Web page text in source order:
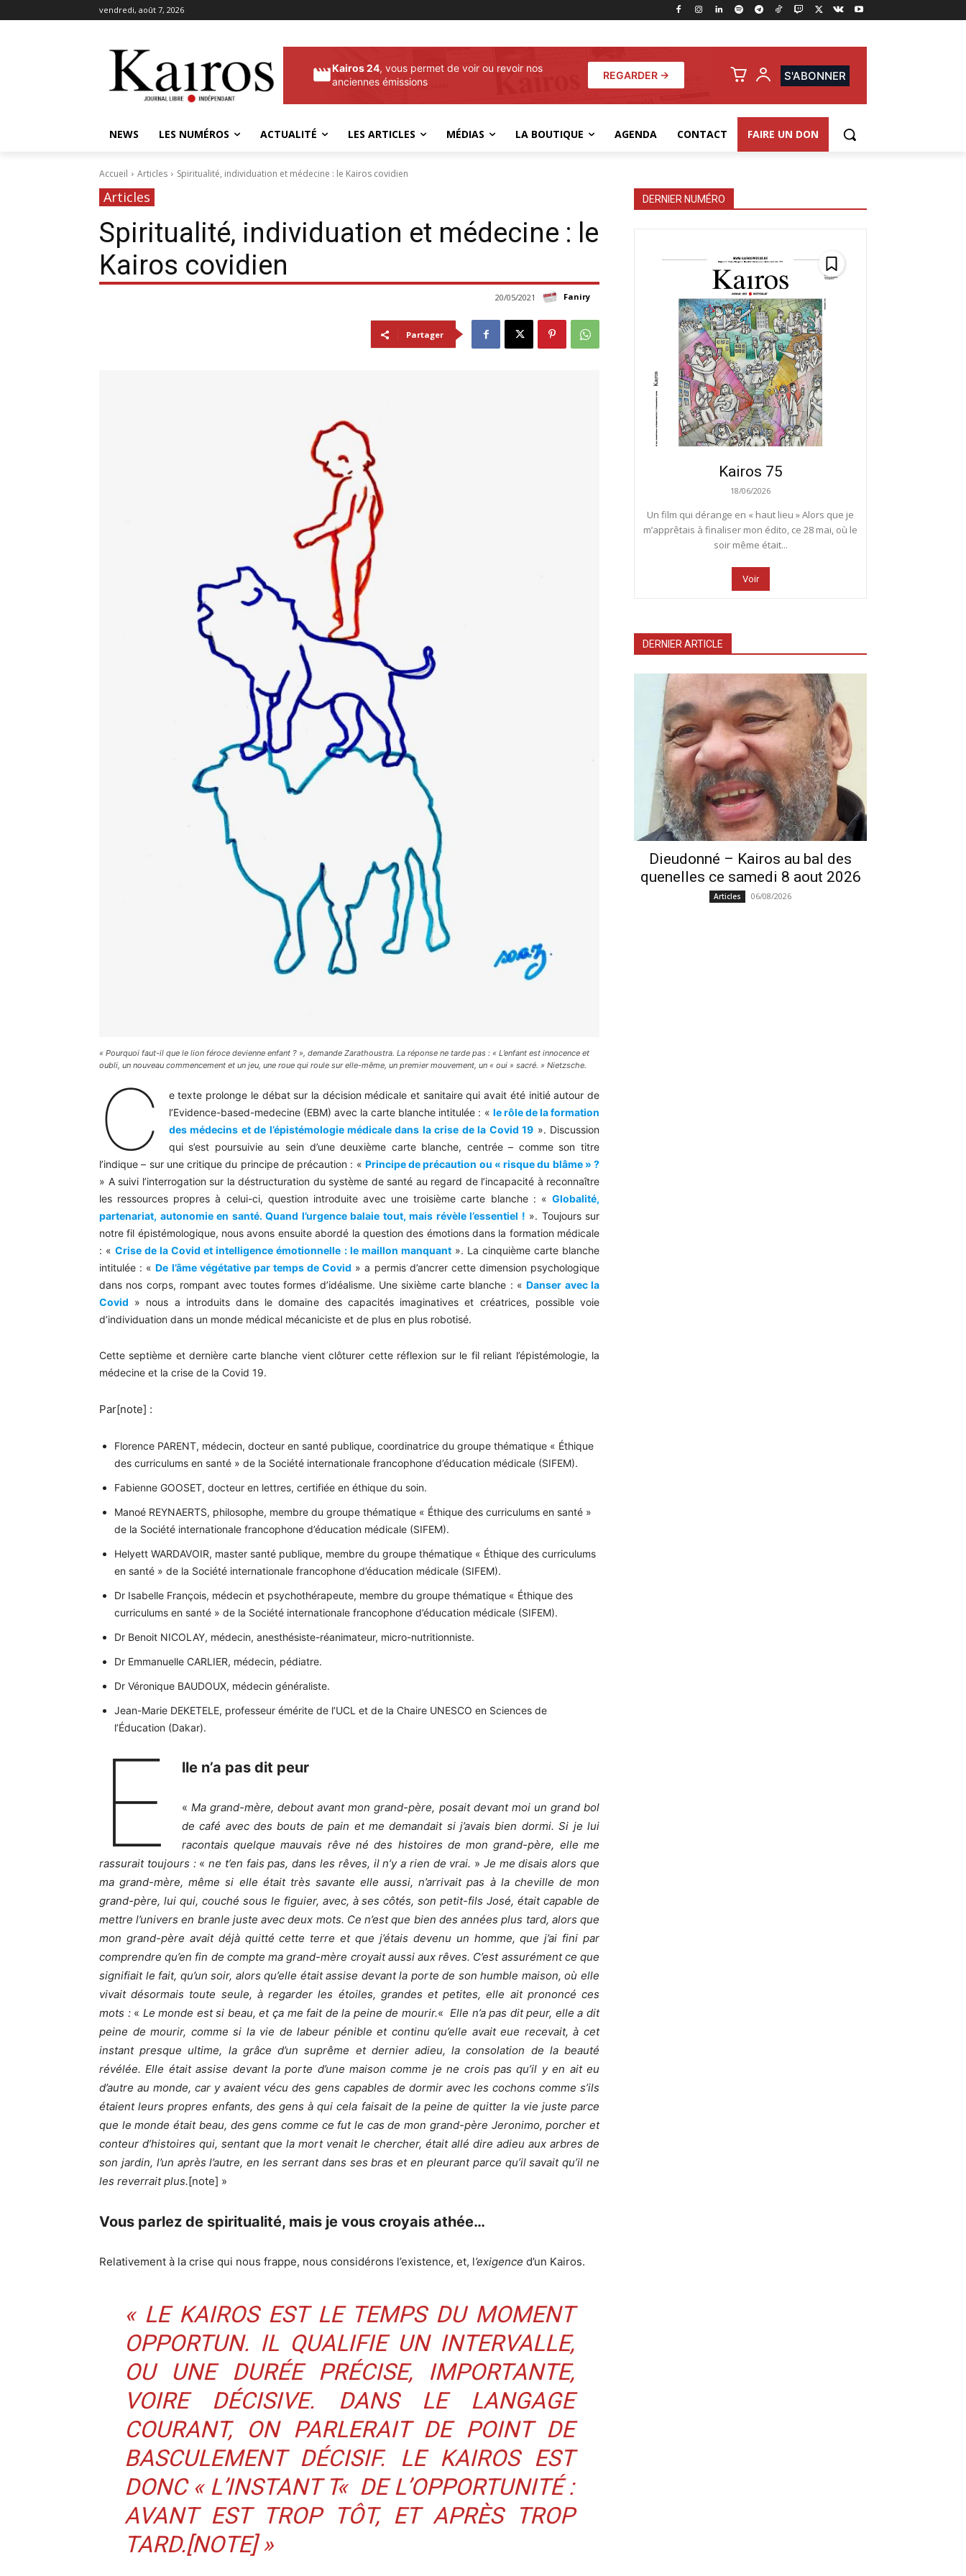
vendredi, août 7, 2026
Kairos 24, vous permet de voir ou revoir nos
anciennes émissions
REGARDER → S'ABONNER
NEWS LES NUMÉROS ACTUALITÉ LES ARTICLES MÉDIAS LA BOUTIQUE AGENDA CONTACT FAIRE UN DON
Accueil Articles Spiritualité, individuation et médecine : le Kairos covidien
Articles
Spiritualité, individuation et médecine : le
Kairos covidien
Faniry
20/05/2021
Partager
« Pourquoi faut-il que le lion féroce devienne enfant ? », demande Zarathoustra. La réponse ne tarde pas : « L’enfant est innocence et
oubli, un nouveau commencement et un jeu, une roue qui roule sur elle-même, un premier mouvement, un « oui » sacré. » Nietzsche.
C
e texte prolonge le débat sur la décision médicale et sanitaire qui avait été initié autour de
l’Evidence-based-medecine (EBM) avec la carte blanche intitulée : « le rôle de la formation
des médecins et de l’épistémologie médicale dans la crise de la Covid 19 ». Discussion
qui s’est poursuivie au sein d’une deuxième carte blanche, centrée – comme son titre
l’indique – sur une critique du principe de précaution : « Principe de précaution ou « risque du blâme » ?
» A suivi l’interrogation sur la déstructuration du système de santé au regard de l’incapacité à reconnaître
les ressources propres à celui-ci, question introduite avec une troisième carte blanche : « Globalité,
partenariat, autonomie en santé. Quand l’urgence balaie tout, mais révèle l’essentiel ! ». Toujours sur
notre fil épistémologique, nous avons ensuite abordé la question des émotions dans la formation médicale
: «Crise de la Covid et intelligence émotionnelle : le maillon manquant». La cinquième carte blanche
intitulée : «De l’âme végétative par temps de Covid » a permis d’ancrer cette dimension psychologique
dans nos corps, rompant avec toutes formes d’idéalisme. Une sixième carte blanche : «Danser avec la
Covid » nous a introduits dans le domaine des capacités imaginatives et créatrices, possible voie
d’individuation dans un monde médical mécaniciste et de plus en plus robotisé.
Cette septième et dernière carte blanche vient clôturer cette réflexion sur le fil reliant l’épistémologie, la
médecine et la crise de la Covid 19.
Par[note] :
Florence PARENT, médecin, docteur en santé publique, coordinatrice du groupe thématique « Éthique
des curriculums en santé » de la Société internationale francophone d’éducation médicale (SIFEM).
Fabienne GOOSET, docteur en lettres, certifiée en éthique du soin.
Manoé REYNAERTS, philosophe, membre du groupe thématique « Éthique des curriculums en santé »
de la Société internationale francophone d’éducation médicale (SIFEM).
Helyett WARDAVOIR, master santé publique, membre du groupe thématique « Éthique des curriculums
en santé » de la Société internationale francophone d’éducation médicale (SIFEM).
Dr Isabelle François, médecin et psychothérapeute, membre du groupe thématique « Éthique des
curriculums en santé » de la Société internationale francophone d’éducation médicale (SIFEM).
Dr Benoit NICOLAY, médecin, anesthésiste-réanimateur, micro-nutritionniste.
Dr Emmanuelle CARLIER, médecin, pédiatre.
Dr Véronique BAUDOUX, médecin généraliste.
Jean-Marie DEKETELE, professeur émérite de l’UCL et de la Chaire UNESCO en Sciences de
l’Éducation (Dakar).
E lle n’a pas dit peur
« Ma grand-mère, debout avant mon grand-père, posait devant moi un grand bol
de café avec des bouts de pain et me demandait si j’avais bien dormi. Si je lui
racontais quelque mauvais rêve né des histoires de mon grand-père, elle me
rassurait toujours :«ne t’en fais pas, dans les rêves, il n’y a rien de vrai. » Je me disais alors que
ma grand-mère, même si elle était très savante elle aussi, n’arrivait pas à la cheville de mon
grand-père, lui qui, couché sous le figuier, avec, à ses côtés, son petit-fils José, était capable de
mettre l’univers en branle juste avec deux mots. Ce n’est que bien des années plus tard, alors que
mon grand-père avait déjà quitté cette terre et que j’étais devenu un homme, que j’ai fini par
comprendre qu’en fin de compte ma grand-mère croyait aussi aux rêves. C’est assurément ce que
signifiait le fait, qu’un soir, alors qu’elle était assise devant la porte de son humble maison, où elle
vivait désormais toute seule, à regarder les étoiles, grandes et petites, elle ait prononcé ces
mots : « Le monde est si beau, et ça me fait de la peine de mourir.« Elle n’a pas dit peur, elle a dit
peine de mourir, comme si la vie de labeur pénible et continu qu’elle avait eue recevait, à cet
instant presque ultime, la grâce d’un suprême et dernier adieu, la consolation de la beauté
révélée. Elle était assise devant la porte d’une maison comme je ne crois pas qu’il y en ait eu
d’autre au monde, car y avaient vécu des gens capables de dormir avec les cochons comme s’ils
étaient leurs propres enfants, des gens à qui cela faisait de la peine de quitter la vie juste parce
que le monde était beau, des gens comme ce fut le cas de mon grand-père Jeronimo, porcher et
conteur d’histoires qui, sentant que la mort venait le chercher, était allé dire adieu aux arbres de
son jardin, l’un après l’autre, en les serrant dans ses bras et en pleurant parce qu’il savait qu’il ne
les reverrait plus.[note] »
Vous parlez de spiritualité, mais je vous croyais athée…
Relativement à la crise qui nous frappe, nous considérons l’existence, et, l’exigence d’un Kairos.
« LE KAIROS EST LE TEMPS DU MOMENT
OPPORTUN. IL QUALIFIE UN INTERVALLE,
OU UNE DURÉE PRÉCISE, IMPORTANTE,
VOIRE DÉCISIVE. DANS LE LANGAGE
COURANT, ON PARLERAIT DE POINT DE
BASCULEMENT DÉCISIF. LE KAIROS EST
DONC « L’INSTANT T« DE L’OPPORTUNITÉ :
AVANT EST TROP TÔT, ET APRÈS TROP
TARD.[NOTE] »
DERNIER NUMÉRO
Kairos 75
18/06/2026
Un film qui dérange en « haut lieu » Alors que je
m’apprêtais à finaliser mon édito, ce 28 mai, où le
soir même était...
Voir
DERNIER ARTICLE
Dieudonné – Kairos au bal des
quenelles ce samedi 8 aout 2026
Articles 06/08/2026